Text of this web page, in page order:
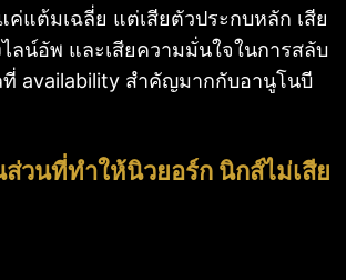
ค่แต้มเฉลี่ย แต่เสียตัวประกบหลัก เสีย
ลน์อัพ และเสียความมั่นใจในการสลับ
availability สำคัญมากกับอานูโนบี
วนที่ทำให้นิวยอร์ก นิกส์ไม่เสีย